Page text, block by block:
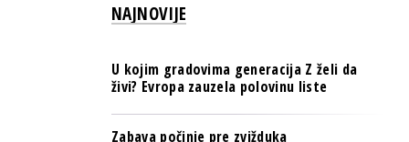
PULS REGIONA
NOVO NA RAFU
NOVO NA RAFU
NAJNOVIJE
U kojim gradovima generacija Z želi da
živi? Evropa zauzela polovinu liste
Zabava počinje pre zvižduka